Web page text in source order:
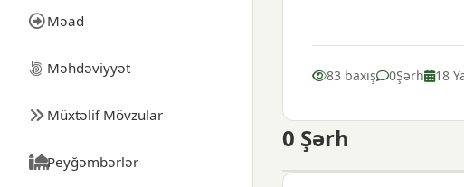
Məad
Məhdəviyyət
Müxtəlif Mövzular
Peyğəmbərlər
83 baxış 0Şərh 18
0 Şərh